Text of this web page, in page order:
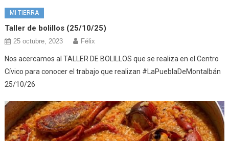
MI TIERRA
Taller de bolillos (25/10/25)
25 octubre, 2023 Félix
Nos acercamos al TALLER DE BOLILLOS que se realiza en el Centro
Cívico para conocer el trabajo que realizan #LaPueblaDeMontalbán
25/10/26